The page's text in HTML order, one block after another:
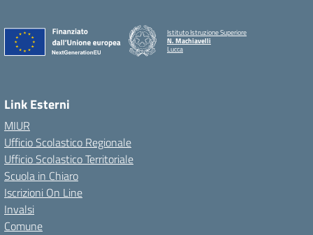
Istituto Istruzione Superiore
N. Machiavelli
Lucca
Link Esterni
MIUR
Ufficio Scolastico Regionale
Ufficio Scolastico Territoriale
Scuola in Chiaro
Iscrizioni On Line
Invalsi
Comune